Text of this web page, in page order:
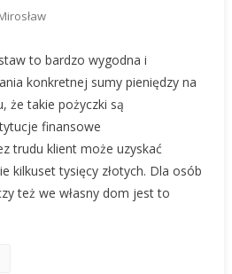
to bardzo wygodna i
konkretnej sumy pieniędzy na
że takie pożyczki są
finansowe
trudu klient może uzyskać
kilkuset tysięcy złotych. Dla osób
też we własny dom jest to